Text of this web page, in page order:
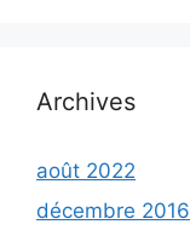
Archives
août 2022
décembre 2016